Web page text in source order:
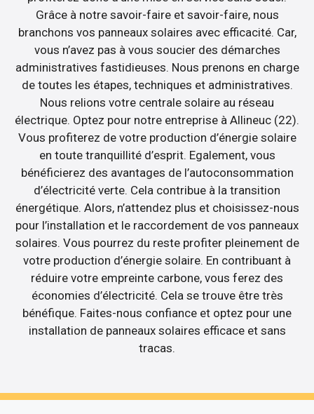
Grâce à notre savoir-faire et savoir-faire, nous
branchons vos panneaux solaires avec efficacité. Car,
vous n’avez pas à vous soucier des démarches
administratives fastidieuses. Nous prenons en charge
de toutes les étapes, techniques et administratives.
Nous relions votre centrale solaire au réseau
électrique. Optez pour notre entreprise à Allineuc (22).
Vous profiterez de votre production d’énergie solaire
en toute tranquillité d’esprit. Egalement, vous
bénéficierez des avantages de l’autoconsommation
d’électricité verte. Cela contribue à la transition
énergétique. Alors, n’attendez plus et choisissez-nous
pour l’installation et le raccordement de vos panneaux
solaires. Vous pourrez du reste profiter pleinement de
votre production d’énergie solaire. En contribuant à
réduire votre empreinte carbone, vous ferez des
économies d’électricité. Cela se trouve être très
bénéfique. Faites-nous confiance et optez pour une
installation de panneaux solaires efficace et sans
tracas.